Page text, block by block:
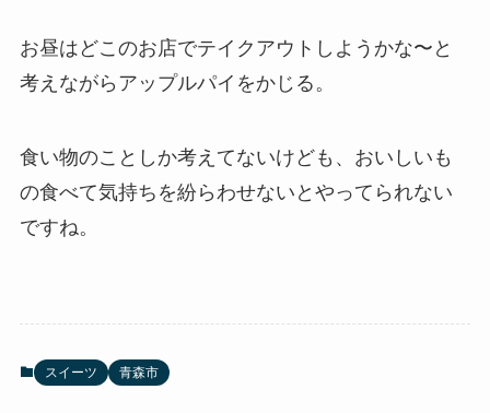
お昼はどこのお店でテイクアウトしようかな〜と
考えながらアップルパイをかじる。
食い物のことしか考えてないけども、おいしいも
の食べて気持ちを紛らわせないとやってられない
ですね。
スイーツ 青森市